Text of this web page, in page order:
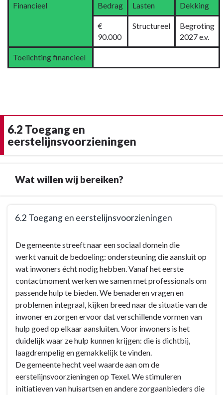
Financieel Bedrag Lasten Dekking
€
90.000
Structureel
Begroting
2027 e.v.
Toelichting financieel
6.2 Toegang en
eerstelijnsvoorzieningen
Wat willen wij bereiken?
Toegang
eerstelijnsvoorzieningen
willen
bereiken?
6.2 Toegang en eerstelijnsvoorzieningen
naar
navigatie
6.2
Toegang
eerstelijnsvoorzieningen
Wat
willen
wij
bereiken?
De gemeente streeft naar een sociaal domein die
werkt vanuit de bedoeling: ondersteuning die aansluit op
wat inwoners écht nodig hebben. Vanaf het eerste
contactmoment werken we samen met professionals om
passende hulp te bieden. We benaderen vragen en
problemen integraal, kijken breed naar de situatie van de
inwoner en zorgen ervoor dat verschillende vormen van
hulp goed op elkaar aansluiten. Voor inwoners is het
duidelijk waar ze hulp kunnen krijgen: die is dichtbij,
laagdrempelig en gemakkelijk te vinden.
De gemeente hecht veel waarde aan om de
eerstelijnsvoorzieningen op Texel. We stimuleren
initiatieven van huisartsen en andere zorgaanbieders die